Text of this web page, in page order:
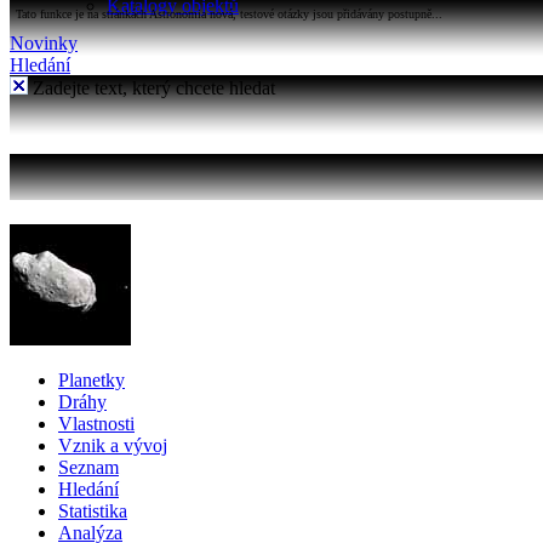
Katalogy objektů
Tato funkce je na stránkách Astronomia nová, testové otázky jsou přidávány postupně...
Novinky
Hledání
Zadejte text, který chcete hledat
Planetky
Dráhy
Vlastnosti
Vznik a vývoj
Seznam
Hledání
Statistika
Analýza